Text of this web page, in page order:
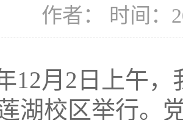
作者： 时间：
12月2日上午
湖校区举行。